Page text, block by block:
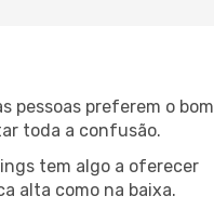
pessoas preferem o bom
toda a confusão.
tem algo a oferecer
alta como na baixa.